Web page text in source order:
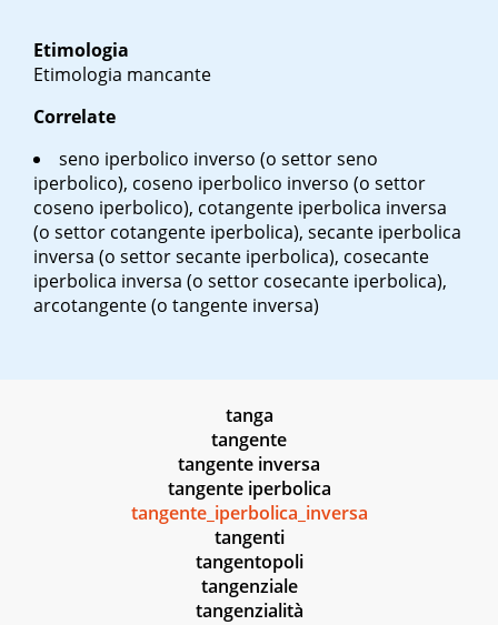
Etimologia
Etimologia mancante
Correlate
seno iperbolico inverso (o settor seno
iperbolico), coseno iperbolico inverso (o settor
coseno iperbolico), cotangente iperbolica inversa
(o settor cotangente iperbolica), secante iperbolica
inversa (o settor secante iperbolica), cosecante
iperbolica inversa (o settor cosecante iperbolica),
arcotangente (o tangente inversa)
tanga
tangente
tangente inversa
tangente iperbolica
tangente_iperbolica_inversa
tangenti
tangentopoli
tangenziale
tangenzialità